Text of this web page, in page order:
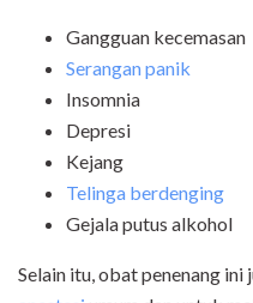
Gangguan kecemasan
Serangan panik
Insomnia
Depresi
Kejang
Telinga berdenging
Gejala putus alkohol
Selain itu, obat penenang